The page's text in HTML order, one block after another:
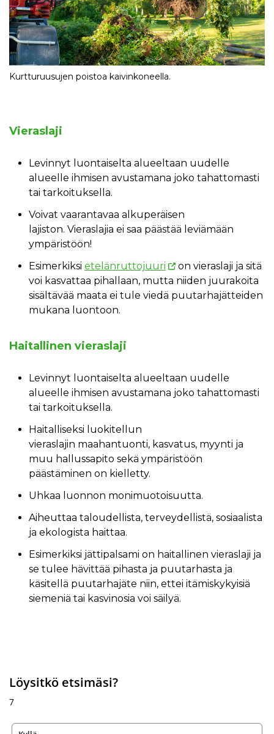
Kurtturuusujen poistoa kaivinkoneella.
Vieraslaji
Levinnyt luontaiselta alueeltaan uudelle
alueelle ihmisen avustamana joko tahattomasti
tai tarkoituksella.
Voivat vaarantavaa alkuperäisen
lajiston. Vieraslajia ei saa päästää leviämään
ympäristöön!
Esimerkiksi etelänruttojuuri
on vieraslaji ja sitä
voi kasvattaa pihallaan, mutta niiden juurakoita
sisältävää maata ei tule viedä puutarhajätteiden
mukana luontoon.
Haitallinen vieraslaji
Levinnyt luontaiselta alueeltaan uudelle
alueelle ihmisen avustamana joko tahattomasti
tai tarkoituksella.
Haitalliseksi luokitellun
vieraslajin maahantuonti, kasvatus, myynti ja
muu hallussapito sekä ympäristöön
päästäminen on kielletty.
Uhkaa luonnon monimuotoisuutta.
Aiheuttaa taloudellista, terveydellistä, sosiaalista
ja ekologista haittaa.
Esimerkiksi jättipalsami on haitallinen vieraslaji ja
se tulee hävittää pihasta ja puutarhasta ja
käsitellä puutarhajäte niin, ettei itämiskykyisiä
siemeniä tai kasvinosia voi säilyä.
Löysitkö etsimäsi?
7